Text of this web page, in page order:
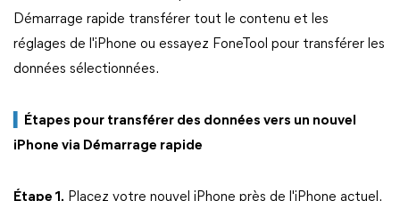
Démarrage rapide transférer tout le contenu et les
réglages de l'iPhone ou essayez FoneTool pour transférer les
données sélectionnées.
Étapes pour transférer des données vers un nouvel
iPhone via Démarrage rapide
Étape 1. Placez votre nouvel iPhone près de l'iPhone actuel.